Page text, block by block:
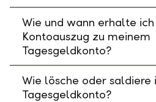
Wie und wann erhalte
Kontoauszug zu meinem
Tagesgeldkonto?
Wie lösche oder saldiere
Tagesgeldkonto?